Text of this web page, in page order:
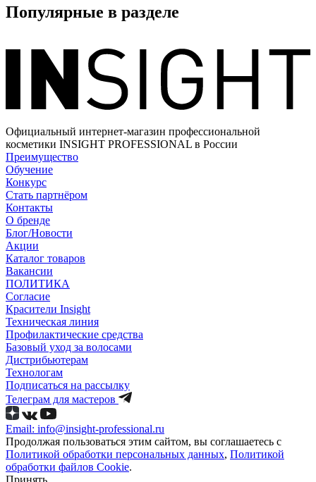
Популярные в разделе
Официальный интернет-магазин профессиональной
косметики INSIGHT PROFESSIONAL в России
Преимущество
Обучение
Конкурс
Стать партнёром
Контакты
О бренде
Блог/Новости
Акции
Каталог товаров
Вакансии
ПОЛИТИКА
Согласие
Краcители Insight
Техническая линия
Профилактические средства
Базовый уход за волосами
Дистрибьютерам
Технологам
Подписаться на рассылку
Телеграм для мастеров
Email: info@insight-professional.ru
Продолжая пользоваться этим сайтом, вы соглашаетесь с
Политикой обработки персональных данных, Политикой
обработки файлов Cookie.
Принять